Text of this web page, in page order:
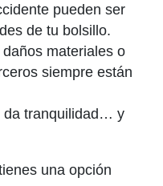
pueden ser
de tu bolsillo.
materiales o
siempre están
da tranquilidad… y
una opción